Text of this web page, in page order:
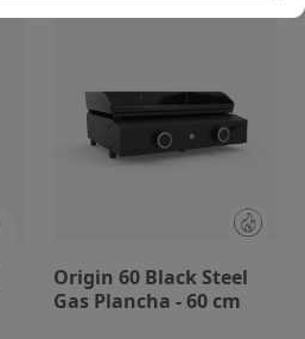
Origin 60 Black Steel
Gas Plancha - 60 cm